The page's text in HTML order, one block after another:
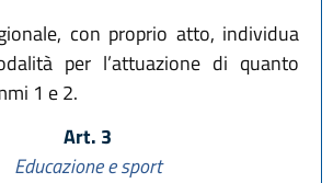
con proprio atto, individua
per l’attuazione di quanto
1 e 2.
Art. 3
Educazione e sport